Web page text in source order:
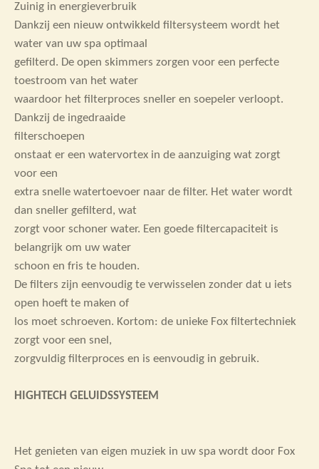
Zuinig in energieverbruik
Dankzij een nieuw ontwikkeld filtersysteem wordt het
water van uw spa optimaal
gefilterd. De open skimmers zorgen voor een perfecte
toestroom van het water
waardoor het filterproces sneller en soepeler verloopt.
Dankzij de ingedraaide
filterschoepen
onstaat er een watervortex in de aanzuiging wat zorgt
voor een
extra snelle watertoevoer naar de filter. Het water wordt
dan sneller gefilterd, wat
zorgt voor schoner water. Een goede filtercapaciteit is
belangrijk om uw water
schoon en fris te houden.
De filters zijn eenvoudig te verwisselen zonder dat u iets
open hoeft te maken of
los moet schroeven. Kortom: de unieke Fox filtertechniek
zorgt voor een snel,
zorgvuldig filterproces en is eenvoudig in gebruik.
HIGHTECH GELUIDSSYSTEEM
Het genieten van eigen muziek in uw spa wordt door Fox